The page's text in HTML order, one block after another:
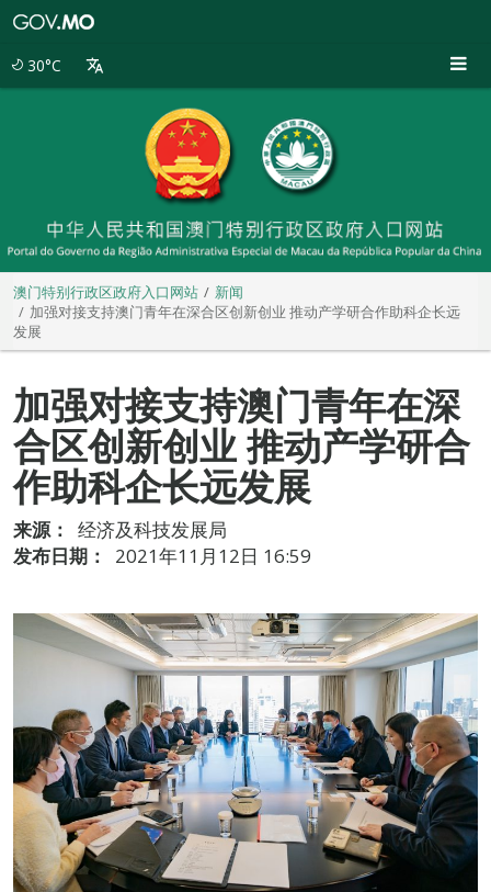
30°C
澳门特别行政区政府入口网站
新闻
加强对接支持澳门青年在深合区创新创业 推动产学研合作助科企长远
发展
加强对接支持澳门青年在深
合区创新创业 推动产学研合
作助科企长远发展
来源：
经济及科技发展局
发布日期：
2021年11月12日 16:59